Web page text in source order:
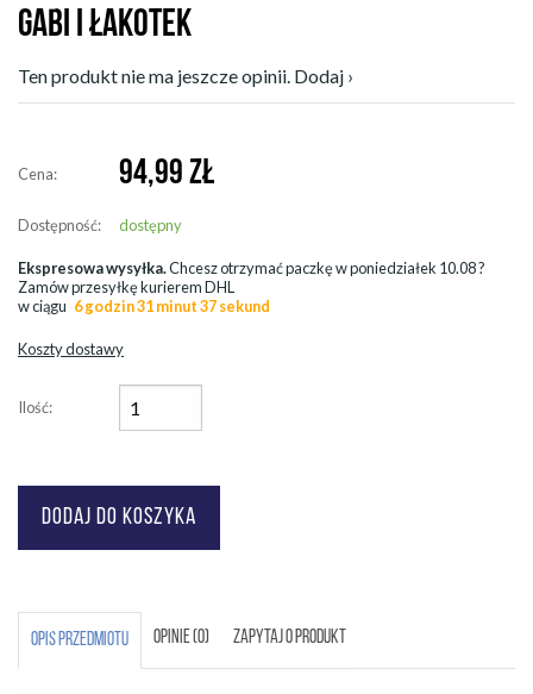
GABI I ŁAKOTEK
Ten produkt nie ma jeszcze opinii. Dodaj ›
Cena: 94,99 ZŁ
Dostępność: dostępny
Ekspresowa wysyłka.Chcesz otrzymać paczkę wponiedziałek 10.08?
Zamów przesyłkę kurierem DHL
w ciągu 6 godzin 31 minut 37 sekund
Koszty dostawy
Ilość:
OPIS PRZEDMIOTU OPINIE (0) ZAPYTAJ O PRODUKT